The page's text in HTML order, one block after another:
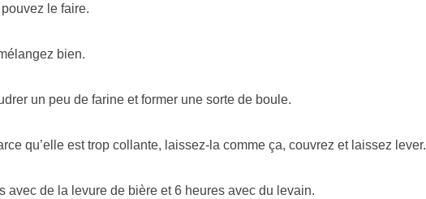
le faire.
bien.
un peu de farine et former une sorte de boule.
qu’elle est trop collante, laissez-la comme ça, couvrez et laissez lever.
avec de la levure de bière et 6 heures avec du levain.